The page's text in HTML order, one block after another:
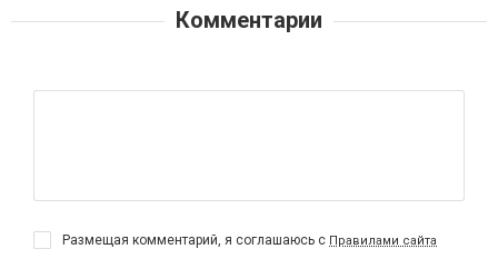
Комментарии
Размещая комментарий, я соглашаюсь с Правилами сайта